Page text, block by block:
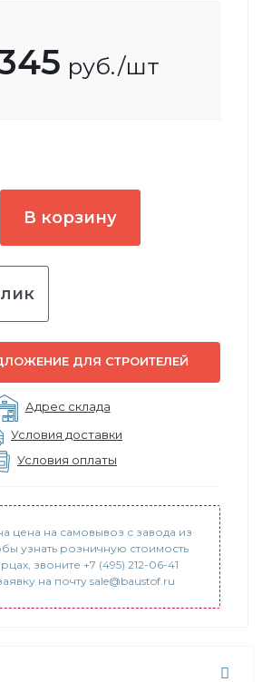
руб./шт
В корзину
ДЛЯ СТРОИТЕЛЕЙ
Адрес склада
Условия доставки
Условия оплаты
цена на самовывоз с завода из
узнать розничную стоимость
звоните +7 (495) 212-06-41
на почту sale@baustof.ru